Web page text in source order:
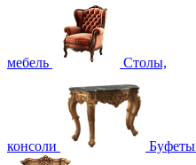
мебель Столы,
консоли Буфеты